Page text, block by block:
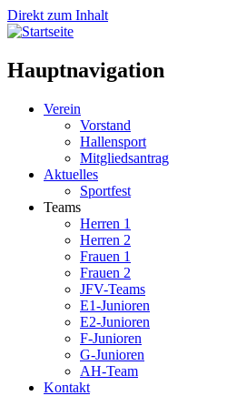
Direkt zum Inhalt
Hauptnavigation
Verein
Vorstand
Hallensport
Mitgliedsantrag
Aktuelles
Sportfest
Teams
Herren 1
Herren 2
Frauen 1
Frauen 2
JFV-Teams
E1-Junioren
E2-Junioren
F-Junioren
G-Junioren
AH-Team
Kontakt